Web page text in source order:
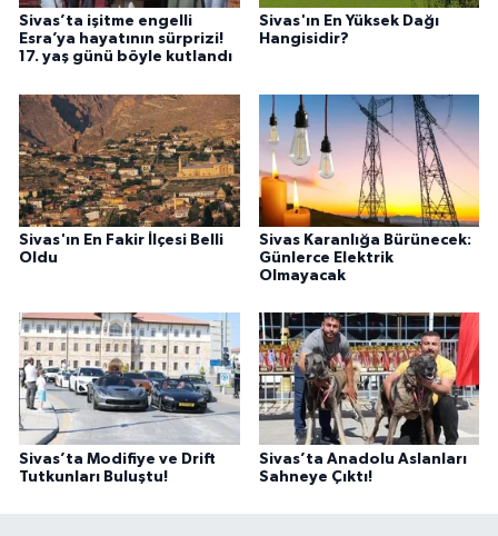
Sivas’ta işitme engelli
Esra’ya hayatının sürprizi!
17. yaş günü böyle kutlandı
Sivas'ın En Yüksek Dağı
Hangisidir?
Sivas'ın En Fakir İlçesi Belli
Oldu
Sivas Karanlığa Bürünecek:
Günlerce Elektrik
Olmayacak
Sivas’ta Modifiye ve Drift
Tutkunları Buluştu!
Sivas’ta Anadolu Aslanları
Sahneye Çıktı!